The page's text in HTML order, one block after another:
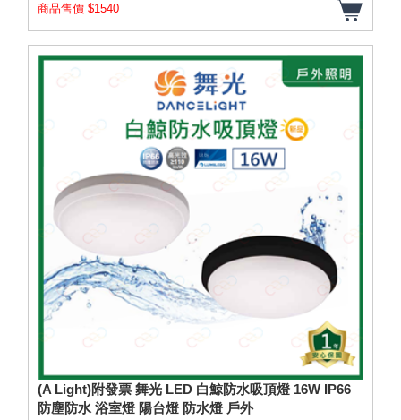
商品售價 $1540
(A Light)附發票 舞光 LED 白鯨防水吸頂燈 16W IP66
防塵防水 浴室燈 陽台燈 防水燈 戶外